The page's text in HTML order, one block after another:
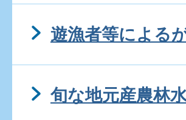
遊漁者等による
旬な地元産農林